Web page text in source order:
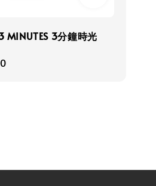
MINUTES 3分鐘時光